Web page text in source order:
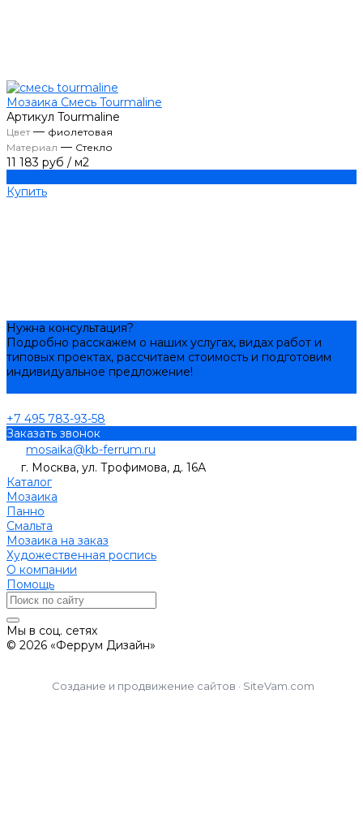
Мозаика Смесь Tourmaline
Артикул Tourmaline
Цвет— фиолетовая
Материал — Стекло
11 183 руб / м2
Купить
Нужна консультация?
Подробно расскажем о наших услугах, видах работ и
типовых проектах, рассчитаем стоимость и подготовим
индивидуальное предложение!
+7 495 783-93-58
Заказать звонок
mosaika@kb-ferrum.ru
г. Москва, ул. Трофимова, д. 16А
Каталог
Мозаика
Панно
Смальта
Мозаика на заказ
Художественная роспись
О компании
Помощь
Мы в соц. сетях
© 2026 «Феррум Дизайн»
Создание и продвижение сайтов · SiteVam.com